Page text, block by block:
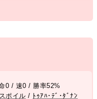
0 / 速0 / 勝率52%
スポイル / ﾄｩｱﾊ･ﾃﾞ･ﾀﾞﾅﾝ